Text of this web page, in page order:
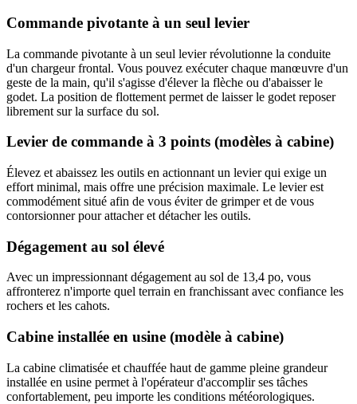
Commande pivotante à un seul levier
La commande pivotante à un seul levier révolutionne la conduite
d'un chargeur frontal. Vous pouvez exécuter chaque manœuvre d'un
geste de la main, qu'il s'agisse d'élever la flèche ou d'abaisser le
godet. La position de flottement permet de laisser le godet reposer
librement sur la surface du sol.
Levier de commande à 3 points (modèles à cabine)
Élevez et abaissez les outils en actionnant un levier qui exige un
effort minimal, mais offre une précision maximale. Le levier est
commodément situé afin de vous éviter de grimper et de vous
contorsionner pour attacher et détacher les outils.
Dégagement au sol élevé
Avec un impressionnant dégagement au sol de 13,4 po, vous
affronterez n'importe quel terrain en franchissant avec confiance les
rochers et les cahots.
Cabine installée en usine (modèle à cabine)
La cabine climatisée et chauffée haut de gamme pleine grandeur
installée en usine permet à l'opérateur d'accomplir ses tâches
confortablement, peu importe les conditions météorologiques.